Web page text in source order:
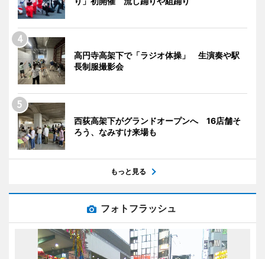
高円寺高架下で「ラジオ体操」 生演奏や駅
長制服撮影会
西荻高架下がグランドオープンへ 16店舗そ
ろう、なみすけ来場も
もっと見る
フォトフラッシュ